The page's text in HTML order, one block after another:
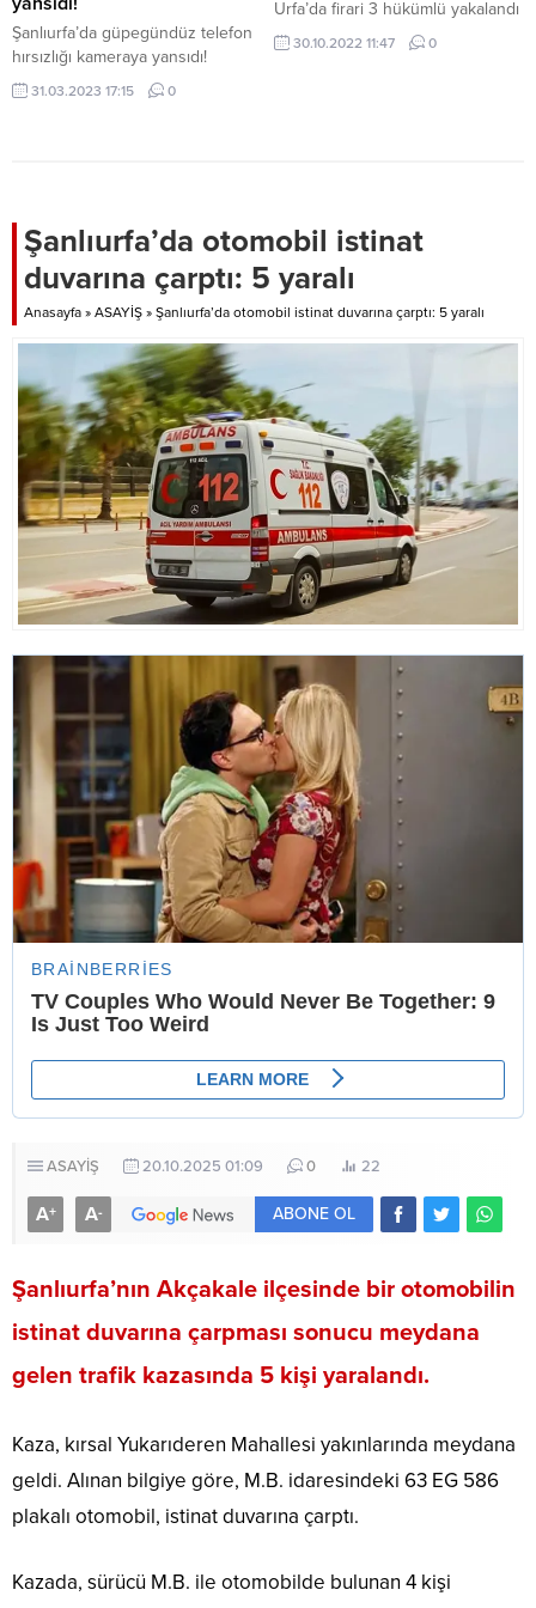
Şanlıurfa’da güpegündüz telefon
hırsızlığı kameraya yansıdı!
31.03.2023 17:15 0
Urfa’da firari 3 hükümlü yakalandı
30.10.2022 11:47 0
Şanlıurfa’da otomobil istinat
duvarına çarptı: 5 yaralı
Anasayfa » ASAYİŞ » Şanlıurfa’da otomobil istinat duvarına çarptı: 5 yaralı
ASAYİŞ 20.10.2025 01:09 0 22
A+ A- ABONE OL
Şanlıurfa’nın Akçakale ilçesinde bir otomobilin
istinat duvarına çarpması sonucu meydana
gelen trafik kazasında 5 kişi yaralandı.
Kaza, kırsal Yukarıderen Mahallesi yakınlarında meydana
geldi. Alınan bilgiye göre, M.B. idaresindeki 63 EG 586
plakalı otomobil, istinat duvarına çarptı.
Kazada, sürücü M.B. ile otomobilde bulunan 4 kişi